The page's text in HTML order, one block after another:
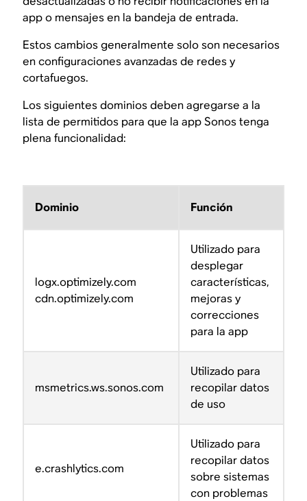
app o mensajes en la bandeja de entrada.
Estos cambios generalmente solo son necesarios
en configuraciones avanzadas de redes y
cortafuegos.
Los siguientes dominios deben agregarse a la
lista de permitidos para que la app Sonos tenga
plena funcionalidad:
Dominio Función
logx.optimizely.com
cdn.optimizely.com
Utilizado para
desplegar
características,
mejoras y
correcciones
para la app
msmetrics.ws.sonos.com
Utilizado para
recopilar datos
de uso
e.crashlytics.com
Utilizado para
recopilar datos
sobre sistemas
con problemas